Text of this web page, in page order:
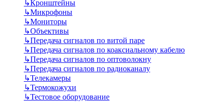
↳Кронштейны
↳Микрофоны
↳Мониторы
↳Объективы
↳Передача сигналов по витой паре
↳Передача сигналов по коаксиальному кабелю
↳Передача сигналов по оптоволокну
↳Передача сигналов по радиоканалу
↳Телекамеры
↳Термокожухи
↳Тестовое оборудование